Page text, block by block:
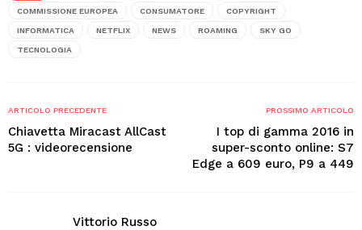
COMMISSIONE EUROPEA CONSUMATORE COPYRIGHT
INFORMATICA NETFLIX NEWS ROAMING SKY GO
TECNOLOGIA
ARTICOLO PRECEDENTE
Chiavetta Miracast AllCast
5G : videorecensione
PROSSIMO ARTICOLO
I top di gamma 2016 in
super-sconto online: S7
Edge a 609 euro, P9 a 449
Vittorio Russo